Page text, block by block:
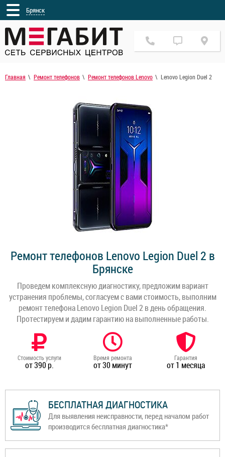
Брянск
Главная Ремонт телефонов Ремонт телефонов Lenovo Lenovo Legion Duel 2
Ремонт телефонов Lenovo Legion Duel 2 в
Брянске
Проведем комплексную диагностику, предложим вариант
устранения проблемы, согласуем с вами стоимость, выполним
ремонт телефона Lenovo Legion Duel 2 в день обращения.
Протестируем и дадим гарантию на выполненные работы.
Стоимость услуги
от 390 р.
Время ремонта
от 30 минут
Гарантия
от 1 месяца
БЕСПЛАТНАЯ ДИАГНОСТИКА
Для выявления неисправности, перед началом работ
производится бесплатная диагностика*